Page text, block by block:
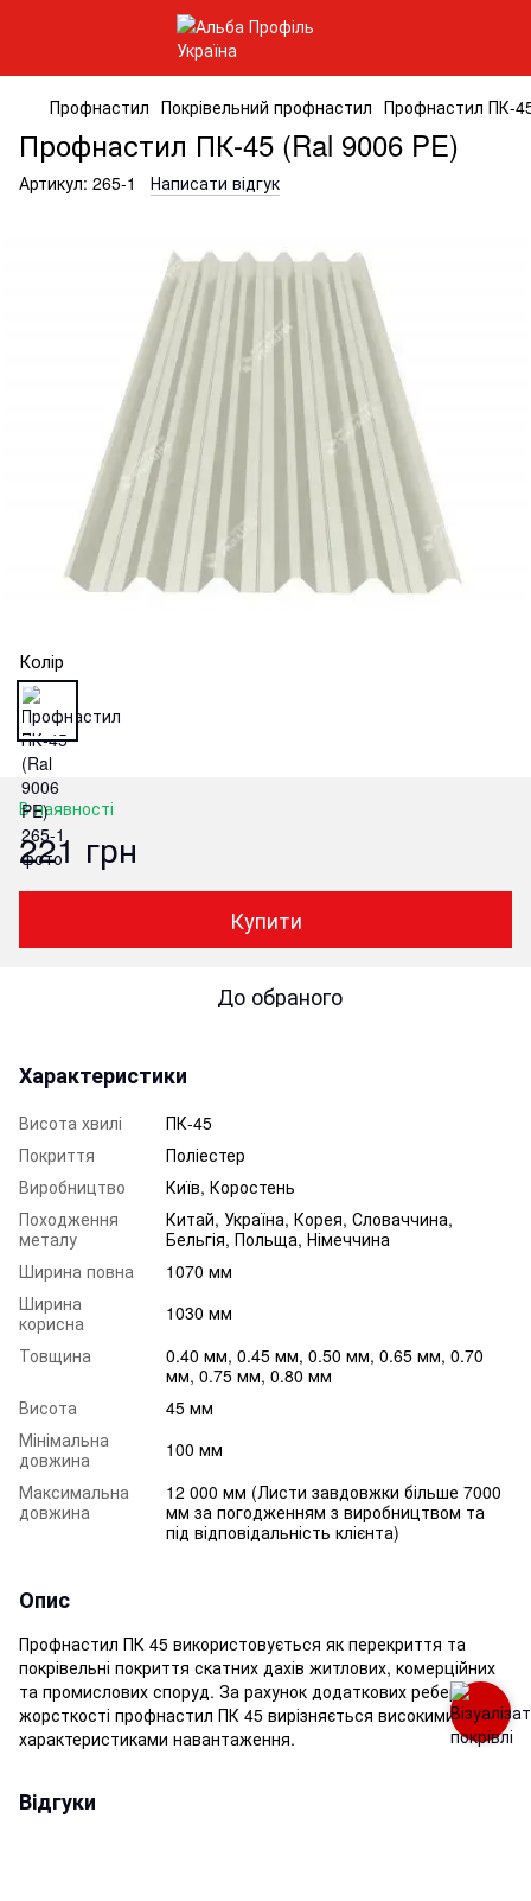
Профнастил Покрівельний профнастил Профнастил ПК-
Профнастил ПК-45 (Ral 9006 PE)
Артикул: 265-1 Написати відгук
Колір
В наявності
221 грн
Купити
До обраного
Характеристики
Висота хвилі
ПК-45
Покриття
Поліестер
Виробництво
Київ, Коростень
Походження
металу
Китай, Україна, Корея, Словаччина,
Бельгія, Польща, Німеччина
Ширина повна
1070 мм
Ширина
корисна
1030 мм
Товщина
0.40 мм, 0.45 мм, 0.50 мм, 0.65 мм, 0.70
мм, 0.75 мм, 0.80 мм
Висота
45 мм
Мінімальна
довжина
100 мм
Максимальна
довжина
12 000 мм (Листи завдовжки більше 7000
мм за погодженням з виробництвом та
під відповідальність клієнта)
Опис
Профнастил ПК 45 використовується як перекриття та
покрівельні покриття скатних дахів житлових, комерційних
та промислових споруд. За рахунок додаткових ребер
жорсткості профнастил ПК 45 вирізняється високими
характеристиками навантаження.
Відгуки